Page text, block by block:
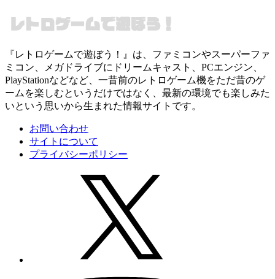
『レトロゲームで遊ぼう！』は、ファミコンやスーパーファ
ミコン、メガドライブにドリームキャスト、PCエンジン、
PlayStationなどなど、一昔前のレトロゲーム機をただ昔のゲ
ームを楽しむというだけではなく、最新の環境でも楽しみた
いという思いから生まれた情報サイトです。
お問い合わせ
サイトについて
プライバシーポリシー